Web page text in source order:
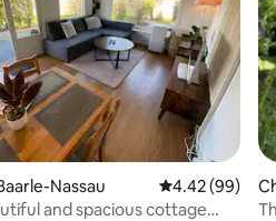
102 reviews
Nassau 4.42 out of 5
4.42 (99)
and spacious cottage